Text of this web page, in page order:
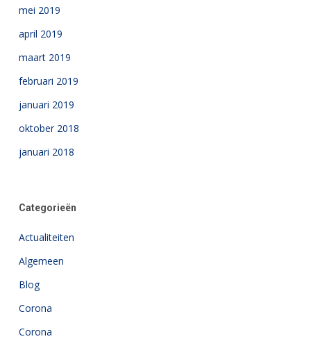
mei 2019
april 2019
maart 2019
februari 2019
januari 2019
oktober 2018
januari 2018
Categorieën
Actualiteiten
Algemeen
Blog
Corona
Corona